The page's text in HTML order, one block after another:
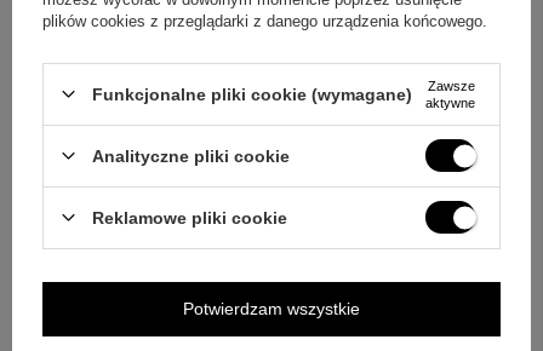
Pytanie
Wyślij
OPINIE
plików cookies z przeglądarki z danego urządzenia końcowego.
Funkcjonalne pliki cookie (wymagane)
Zawsze
aktywne
Analityczne pliki cookie
Reklamowe pliki cookie
Potwierdzam wszystkie